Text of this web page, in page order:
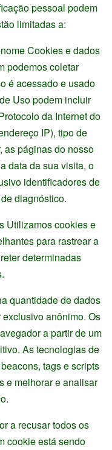
pessoal podem
limitadas a:
Cookies e dados
podemos coletar
é acessado e usado
Uso podem incluir
da Internet do
IP), tipo de
as páginas do nosso
data da sua visita, o
identificadores de
diagnóstico.
Utilizamos cookies e
para rastrear a
determinadas
quantidade de dados
anônimo. Os
a partir de um
As tecnologias de
tags e scripts
e melhorar e analisar
a recusar todos os
cookie está sendo